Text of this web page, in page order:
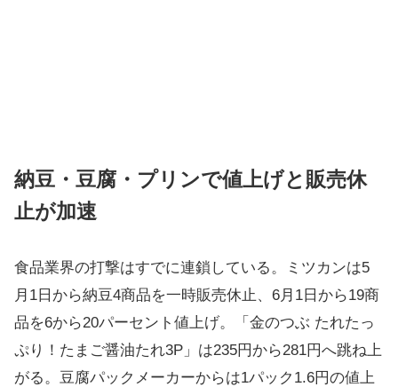
納豆・豆腐・プリンで値上げと販売休
止が加速
食品業界の打撃はすでに連鎖している。ミツカンは5
月1日から納豆4商品を一時販売休止、6月1日から19商
品を6から20パーセント値上げ。「金のつぶ たれたっ
ぷり！たまご醤油たれ3P」は235円から281円へ跳ね上
がる。豆腐パックメーカーからは1パック1.6円の値上